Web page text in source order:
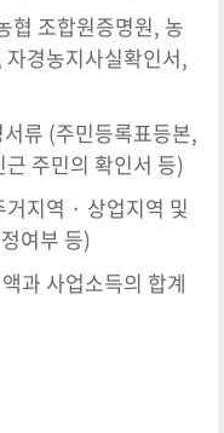
협 조합원증명원, 농
경농지사실확인서,
류 (주민등록표등본,
주민의 확인서 등)
지역 · 상업지역 및
여부 등)
과 사업소득의 합계